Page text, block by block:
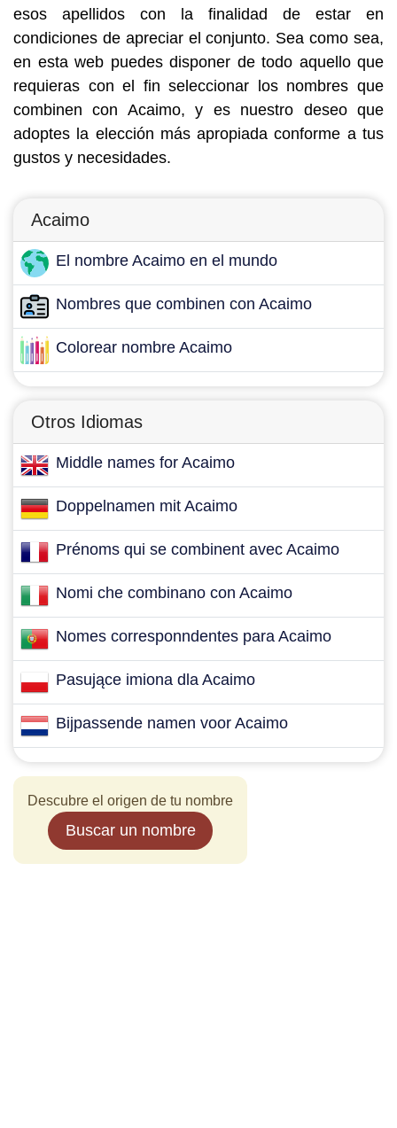
esos apellidos con la finalidad de estar en
condiciones de apreciar el conjunto. Sea como sea,
en esta web puedes disponer de todo aquello que
requieras con el fin seleccionar los nombres que
combinen con Acaimo, y es nuestro deseo que
adoptes la elección más apropiada conforme a tus
gustos y necesidades.
Acaimo
El nombre Acaimo en el mundo
Nombres que combinen con Acaimo
Colorear nombre Acaimo
Otros Idiomas
Middle names for Acaimo
Doppelnamen mit Acaimo
Prénoms qui se combinent avec Acaimo
Nomi che combinano con Acaimo
Nomes corresponndentes para Acaimo
Pasujące imiona dla Acaimo
Bijpassende namen voor Acaimo
Descubre el origen de tu nombre
Buscar un nombre